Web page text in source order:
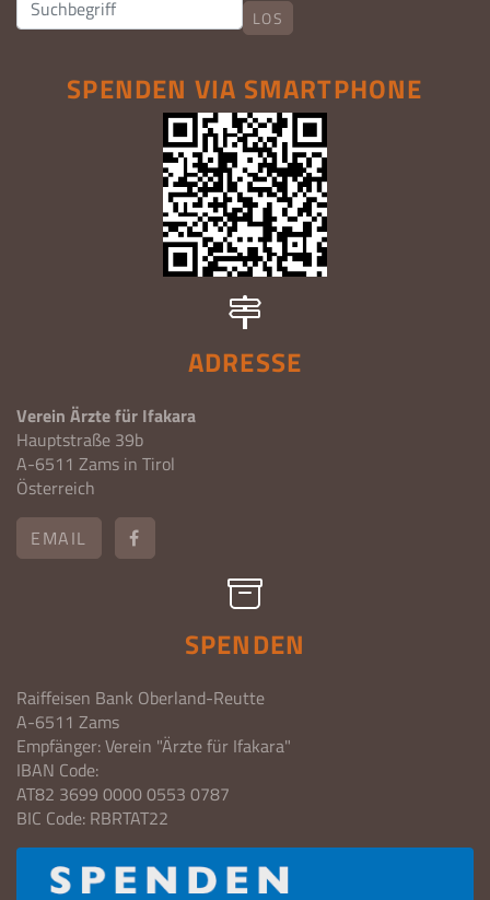
LOS
SPENDEN VIA SMARTPHONE
ADRESSE
Verein Ärzte für Ifakara
Hauptstraße 39b
A-6511 Zams in Tirol
Österreich
EMAIL
SPENDEN
Raiffeisen Bank Oberland-Reutte
A-6511 Zams
Empfänger: Verein "Ärzte für Ifakara"
IBAN Code:
AT82 3699 0000 0553 0787
BIC Code: RBRTAT22